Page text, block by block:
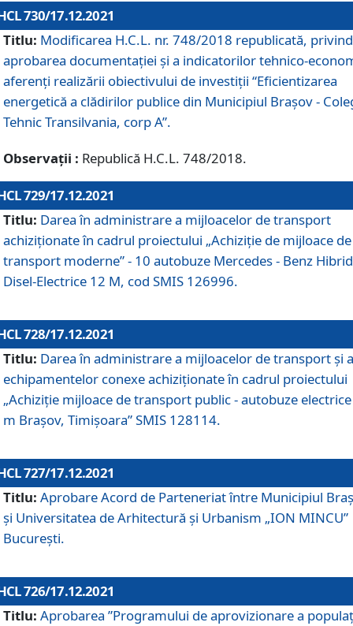
730/17.12.2021
Titlu: Modificarea H.C.L. nr. 748/2018 republicată, privind
aprobarea documentației și a indicatorilor tehnico-
aferenți realizării obiectivului de investiții “Eficientizarea
energetică a clădirilor publice din Municipiul Brașov -
Tehnic Transilvania, corp A”.
Observații : Republică H.C.L. 748/2018.
729/17.12.2021
Titlu: Darea în administrare a mijloacelor de transport
achiziționate în cadrul proiectului „Achiziţie de mijloace de
transport moderne” - 10 autobuze Mercedes - Benz Hibrid
Disel-Electrice 12 M, cod SMIS 126996.
728/17.12.2021
Titlu: Darea în administrare a mijloacelor de transport și a
echipamentelor conexe achiziționate în cadrul proiectului
„Achiziție mijloace de transport public - autobuze
m Brașov, Timișoara” SMIS 128114.
727/17.12.2021
Titlu: Aprobare Acord de Parteneriat între Municipiul
și Universitatea de Arhitectură și Urbanism „ION MINCU”
București.
726/17.12.2021
Titlu: Aprobarea ”Programului de aprovizionare a